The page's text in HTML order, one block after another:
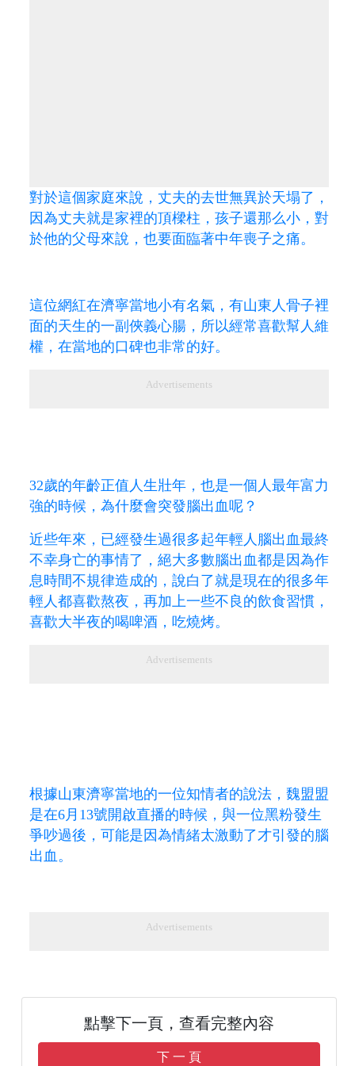
對於這個家庭來說，丈夫的去世無異於天塌了，
因為丈夫就是家裡的頂樑柱，孩子還那么小，對
於他的父母來說，也要面臨著中年喪子之痛。
這位網紅在濟寧當地小有名氣，有山東人骨子裡
面的天生的一副俠義心腸，所以經常喜歡幫人維
權，在當地的口碑也非常的好。
Advertisements
32歲的年齡正值人生壯年，也是一個人最年富力
強的時候，為什麼會突發腦出血呢？
近些年來，已經發生過很多起年輕人腦出血最終
不幸身亡的事情了，絕大多數腦出血都是因為作
息時間不規律造成的，說白了就是現在的很多年
輕人都喜歡熬夜，再加上一些不良的飲食習慣，
喜歡大半夜的喝啤酒，吃燒烤。
Advertisements
根據山東濟寧當地的一位知情者的說法，魏盟盟
是在6月13號開啟直播的時候，與一位黑粉發生
爭吵過後，可能是因為情緒太激動了才引發的腦
出血。
Advertisements
點擊下一頁，查看完整內容
下 一 頁